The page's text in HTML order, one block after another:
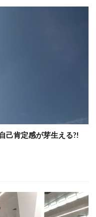
己肯定感が芽生える?!